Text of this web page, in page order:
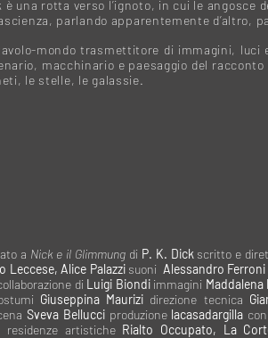
una rotta verso l’ignoto, in cui le angosce
parlando apparentemente d’altro,
mondo trasmettitore di immagini, luci
macchinario e paesaggio del racconto
le stelle, le galassie.
a Nick e il Glimmung di P. K. Dick scritto e
Leccese, Alice Palazzisuoni Alessandro Ferroni
di Luigi Biondiimmagini Maddalena
Giuseppina Maurizi direzione tecnica
Sveva Bellucciproduzione lacasadargilla
residenze artistiche Rialto Occupato, La